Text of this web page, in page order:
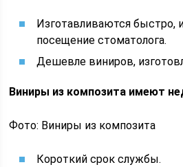
Изготавливаются быстро,
посещение стоматолога.
Дешевле виниров,
Виниры из композита имеют
Фото: Виниры из композита
Короткий срок службы.